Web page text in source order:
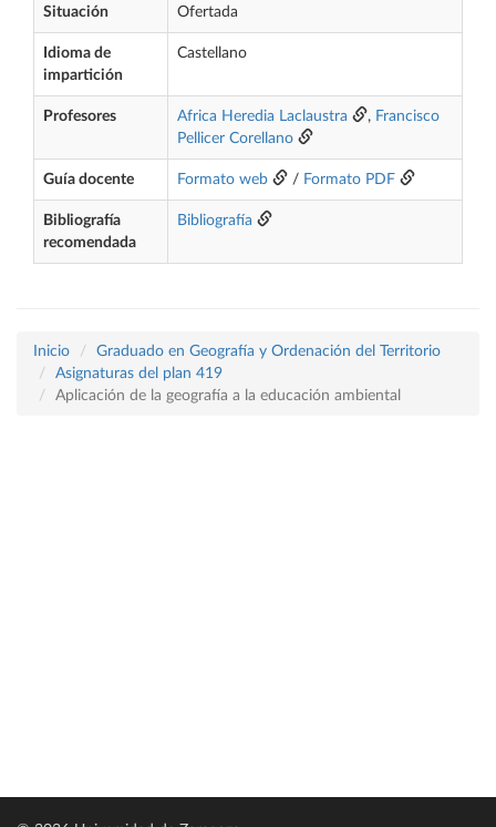
Situación Ofertada
Idioma de
impartición
Castellano
Profesores Africa Heredia Laclaustra , Francisco
Pellicer Corellano
Guía docente Formato web / Formato PDF
Bibliografía
recomendada
Bibliografía
Inicio
Graduado en Geografía y Ordenación del Territorio
Asignaturas del plan 419
Aplicación de la geografía a la educación ambiental